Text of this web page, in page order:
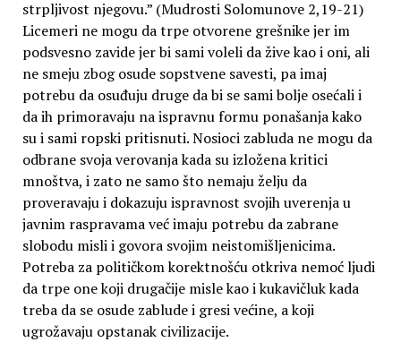
strpljivost njegovu.” (Mudrosti Solomunove 2,19-21)
Licemeri ne mogu da trpe otvorene grešnike jer im
podsvesno zavide jer bi sami voleli da žive kao i oni, ali
ne smeju zbog osude sopstvene savesti, pa imaj
potrebu da osuđuju druge da bi se sami bolje osećali i
da ih primoravaju na ispravnu formu ponašanja kako
su i sami ropski pritisnuti. Nosioci zabluda ne mogu da
odbrane svoja verovanja kada su izložena kritici
mnoštva, i zato ne samo što nemaju želju da
proveravaju i dokazuju ispravnost svojih uverenja u
javnim raspravama već imaju potrebu da zabrane
slobodu misli i govora svojim neistomišljenicima.
Potreba za političkom korektnošću otkriva nemoć ljudi
da trpe one koji drugačije misle kao i kukavičluk kada
treba da se osude zablude i gresi većine, a koji
ugrožavaju opstanak civilizacije.